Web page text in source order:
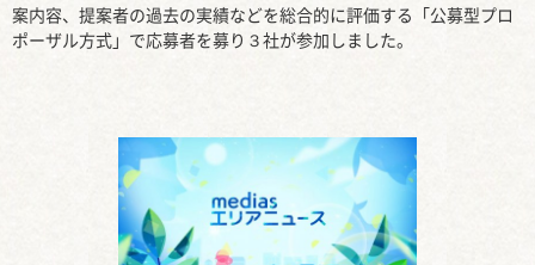
案内容、提案者の過去の実績などを総合的に評価する「公募型プロ
ポーザル方式」で応募者を募り３社が参加しました。